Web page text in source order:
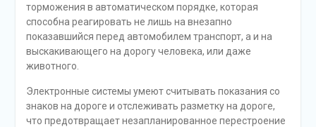
торможения в автоматическом порядке, которая
способна реагировать не лишь на внезапно
показавшийся перед автомобилем транспорт, а и на
выскакивающего на дорогу человека, или даже
животного.
Электронные системы умеют считывать показания со
знаков на дороге и отслеживать разметку на дороге,
что предотвращает незапланированное перестроение